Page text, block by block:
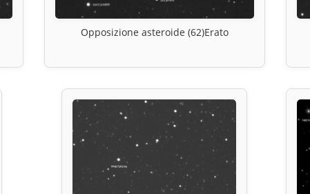
Opposizione asteroide (62)Erato